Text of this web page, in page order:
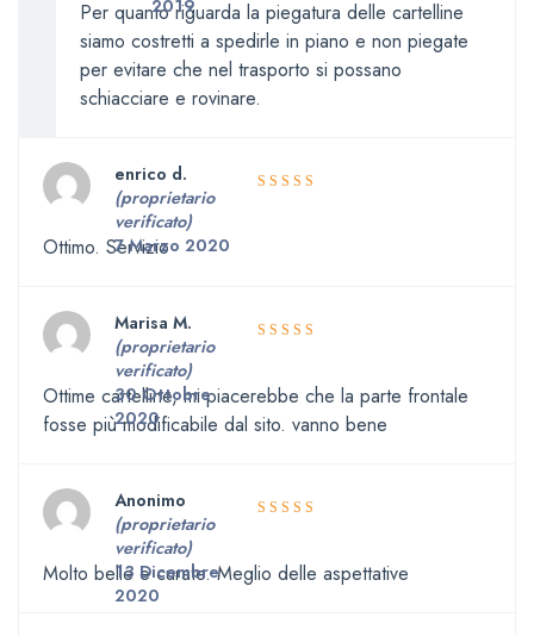
2019
Per quanto riguarda la piegatura delle cartelline
siamo costretti a spedirle in piano e non piegate
per evitare che nel trasporto si possano
schiacciare e rovinare.
enrico d.
(proprietario
verificato)
7 Marzo 2020
Ottimo. Servizio
Marisa M.
(proprietario
verificato)
30 Ottobre
2020
Ottime cartelline, mi piacerebbe che la parte frontale
fosse più modificabile dal sito. vanno bene
Anonimo
(proprietario
verificato)
13 Dicembre
2020
Molto belle e curate. Meglio delle aspettative